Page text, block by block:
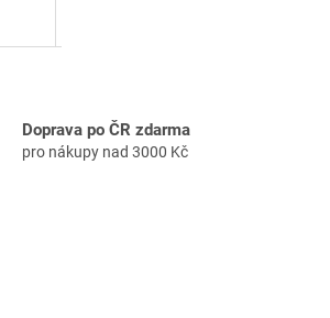
Doprava po ČR zdarma
pro nákupy nad 3000 Kč